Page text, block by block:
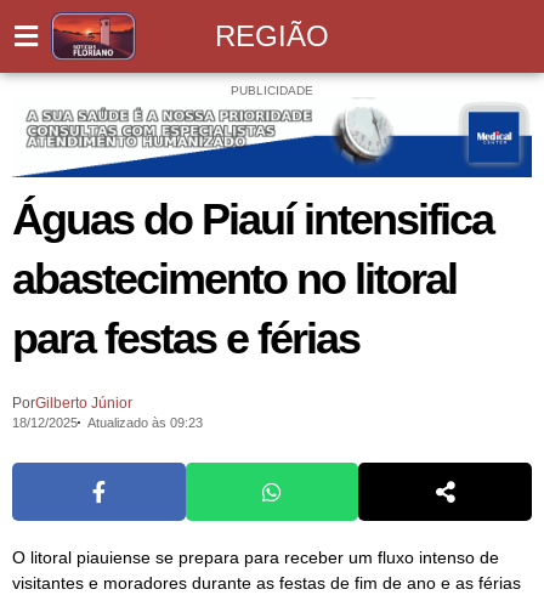
REGIÃO
PUBLICIDADE
Águas do Piauí intensifica
abastecimento no litoral
para festas e férias
PorGilberto Júnior
18/12/2025 Atualizado às 09:23
O litoral piauiense se prepara para receber um fluxo intenso de
visitantes e moradores durante as festas de fim de ano e as férias